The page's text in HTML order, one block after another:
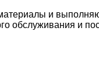
и
обслуживания и